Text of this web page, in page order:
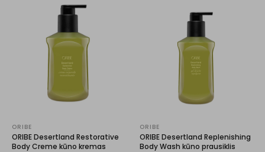
ORIBE
ORIBE Desertland Restorative
Body Creme kūno kremas
ORIBE
ORIBE Desertland Replenishing
Body Wash kūno prausiklis